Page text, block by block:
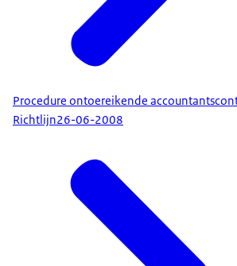
Procedure ontoereikende
Richtlijn26-06-2008